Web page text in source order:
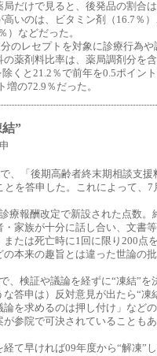
だけで見ると、後発品の割合
いのは、ビタミン剤（16.7％
）などだった。
のレセプトを対象に診療行為や
薬剤料比率は、薬局調剤分を
くと21.2％で前年を0.5ポイン
の72.9％だった。
”
、「後期高齢者終末期相談支援
とを答申した。これによって、
療報酬改定で新設された点数。
家族が十分に話し合い、文書
たは死亡時に1回に限り200点
本来の趣旨とは違った世論の
、検証や議論を経ずに“凍結”を
答申は）反対意見が出たら“凍
を求めるのは押し付け」など
参院で可決されていることも
て早ければ09年度から“解凍”し